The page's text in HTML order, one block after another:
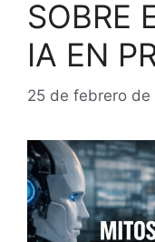
SOBRE
IA EN
25 de febrero de